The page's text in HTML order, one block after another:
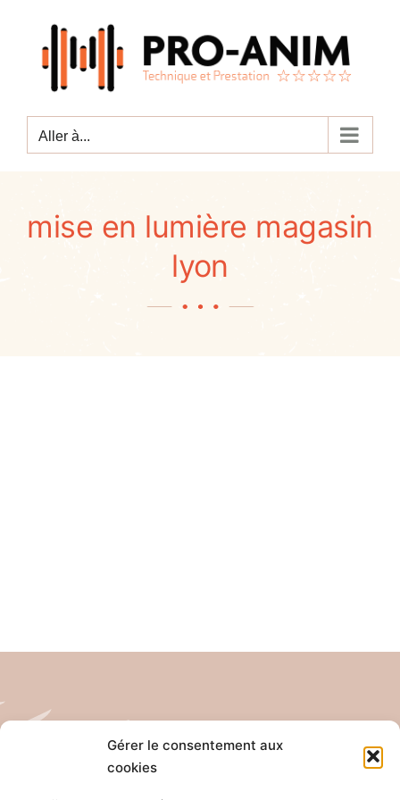
Gérer le consentement aux
cookies
contenu
Aller à...
mise en lumière magasin
lyon
Tél: 04 26 65 32 19